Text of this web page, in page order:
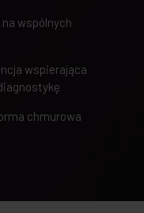
wspólnych
wspierająca
chmurowa